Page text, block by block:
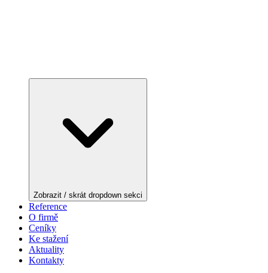
Zobrazit / skrát dropdown sekci
Reference
O firmě
Ceníky
Ke stažení
Aktuality
Kontakty